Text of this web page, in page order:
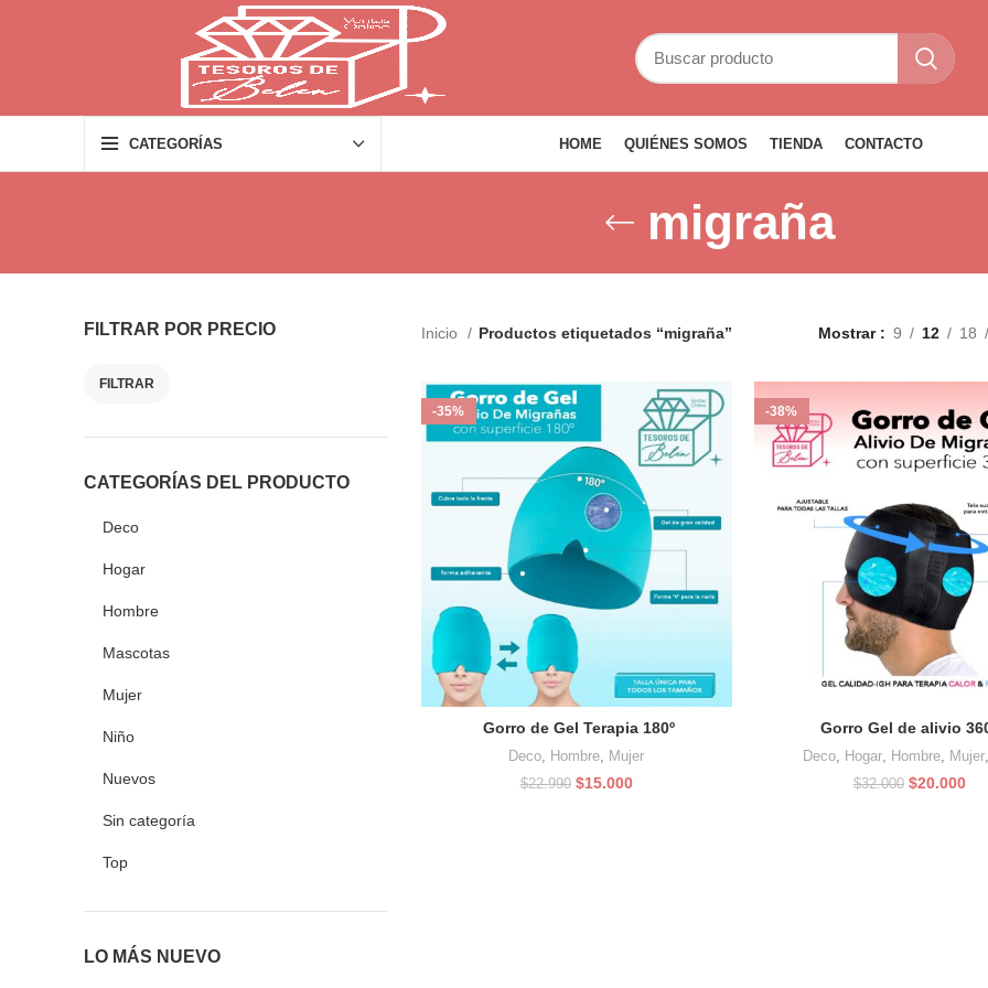
CATEGORÍAS HOME QUIÉNES SOMOS TIENDA CONTACTO
migraña
FILTRAR POR PRECIO
FILTRAR
CATEGORÍAS DEL PRODUCTO
Deco
Hogar
Hombre
Mascotas
Mujer
Niño
Nuevos
Sin categoría
Top
LO MÁS NUEVO
Inicio Productos etiquetados “migraña” Mostrar 9 12 18
-35%
Gorro de Gel Terapia 180º
Deco, Hombre, Mujer
$22.990 El
$15.000El
-38%
Gorro Gel de alivio
Deco, Hogar, Hombre, Mujer,
$32.000 El
$20.000El